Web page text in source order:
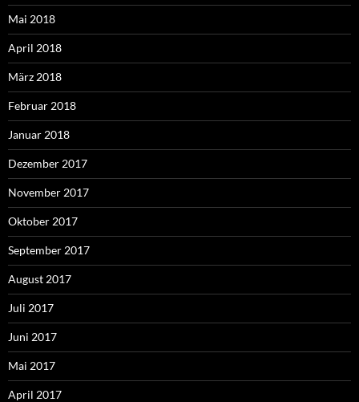
Mai 2018
April 2018
März 2018
Februar 2018
Januar 2018
Dezember 2017
November 2017
Oktober 2017
September 2017
August 2017
Juli 2017
Juni 2017
Mai 2017
April 2017